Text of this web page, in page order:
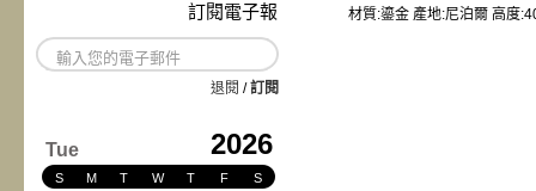
訂閱電子報
退閱 /訂閱
Tue 2026
S M T W T F S
材質:鎏金 產地:尼泊爾 高度